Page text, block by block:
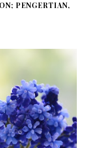
PENGERTIAN,